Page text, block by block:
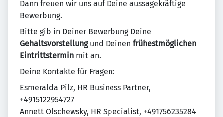
Dann freuen wir uns auf Deine aussagekräftige
Bewerbung.
Bitte gib in Deiner Bewerbung Deine
Gehaltsvorstellungund Deinen frühestmöglichen
Eintrittstermin mit an.
Deine Kontakte für Fragen:
Esmeralda Pilz, HR Business Partner,
+4915122954727
Annett Olschewsky, HR Specialist, +491756235284